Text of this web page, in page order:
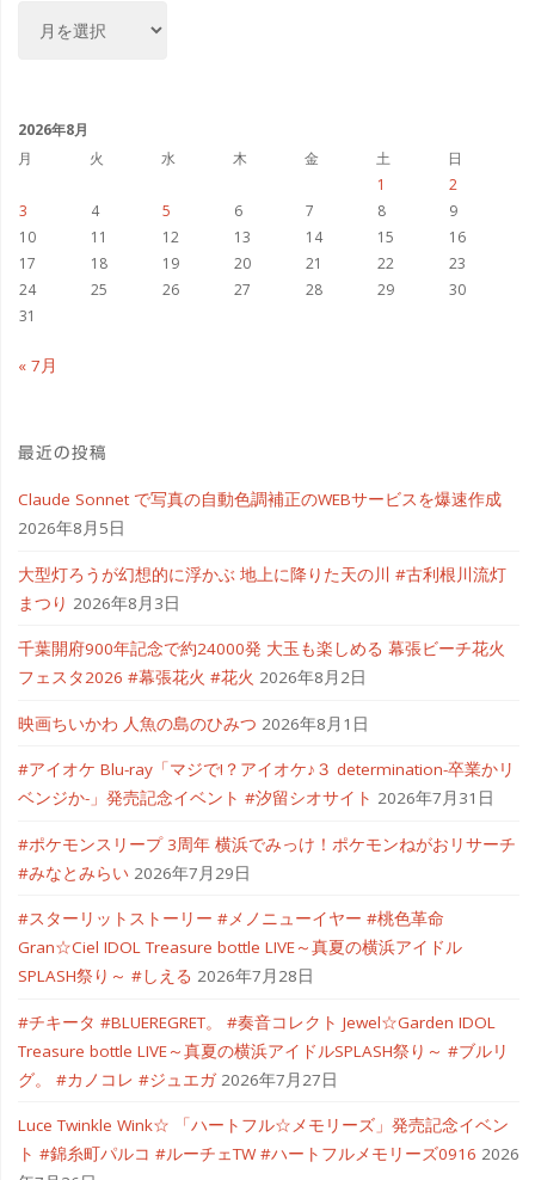
の！」
リ
イ
カ
メ
ク
ロ
ッ
ク"
ブ
2026年8月
月
火 水 木 金 土
日
1
2
3
4 5 6 7 8
9
10
11 12 13 14 15
16
17
18 19 20 21 22
23
24
25 26 27 28 29
30
31
« 7月
最近の投稿
Claude Sonnet で写真の自動色調補正のWEBサービスを爆速作成
2026年8月5日
大型灯ろうが幻想的に浮かぶ 地上に降りた天の川 #古利根川流灯
まつり 2026年8月3日
千葉開府900年記念で約24000発 大玉も楽しめる 幕張ビーチ花火
フェスタ2026 #幕張花火 #花火 2026年8月2日
映画ちいかわ 人魚の島のひみつ 2026年8月1日
#アイオケ Blu-ray「マジで!？アイオケ♪３ determination-卒業かリ
ベンジか-」発売記念イベント #汐留シオサイト 2026年7月31日
#ポケモンスリープ 3周年 横浜でみっけ！ポケモンねがおリサーチ
#みなとみらい 2026年7月29日
#スターリットストーリー #メノニューイヤー #桃色革命
Gran☆Ciel IDOL Treasure bottle LIVE～真夏の横浜アイドル
SPLASH祭り～ #しえる 2026年7月28日
#チキータ #BLUEREGRET。 #奏音コレクト Jewel☆Garden IDOL
Treasure bottle LIVE～真夏の横浜アイドルSPLASH祭り～ #ブルリ
グ。 #カノコレ #ジュエガ 2026年7月27日
Luce Twinkle Wink☆ 「ハートフル☆メモリーズ」発売記念イベン
ト #錦糸町パルコ #ルーチェTW #ハートフルメモリーズ0916 2026